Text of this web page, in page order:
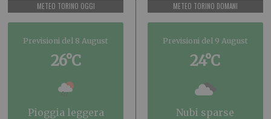
METEO TORINO OGGI
Previsioni del 8 August
26°C
pioggia leggera
METEO TORINO DOMANI
Previsioni del 9 August
24°C
nubi sparse